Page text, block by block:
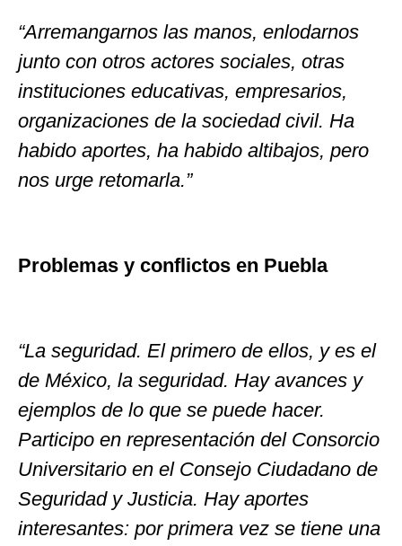
“Arremangarnos las manos, enlodarnos
junto con otros actores sociales, otras
instituciones educativas, empresarios,
organizaciones de la sociedad civil. Ha
habido aportes, ha habido altibajos, pero
nos urge retomarla.”
Problemas y conflictos en Puebla
“La seguridad. El primero de ellos, y es el
de México, la seguridad. Hay avances y
ejemplos de lo que se puede hacer.
Participo en representación del Consorcio
Universitario en el Consejo Ciudadano de
Seguridad y Justicia. Hay aportes
interesantes: por primera vez se tiene una